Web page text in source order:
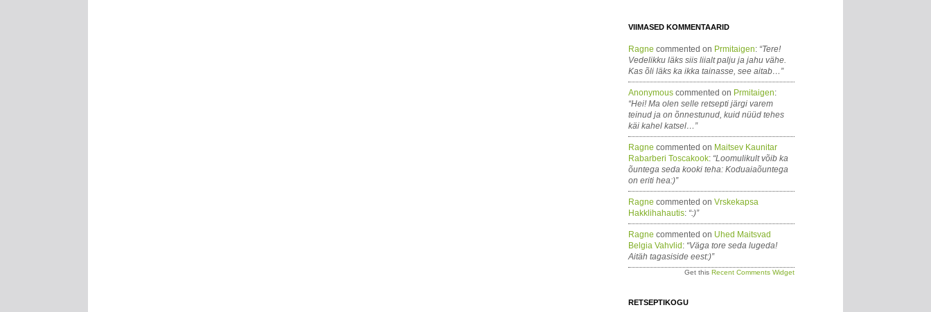
VIIMASED KOMMENTAARID
Ragne commented on Prmitaigen: “Tere!
Vedelikku läks siis liialt palju ja jahu vähe.
Kas õli läks ka ikka tainasse, see aitab…”
Anonymous commented on Prmitaigen:
“Hei! Ma olen selle retsepti järgi varem
teinud ja on õnnestunud, kuid nüüd tehes
käi kahel katsel…”
Ragne commented on Maitsev Kaunitar
Rabarberi Toscakook: “Loomulikult võib ka
õuntega seda kooki teha: Koduaiaõuntega
on eriti hea:)”
Ragne commented on Vrskekapsa
Hakklihahautis: “:)”
Ragne commented on Uhed Maitsvad
Belgia Vahvlid : “Väga tore seda lugeda!
Aitäh tagasiside eest:)”
Get this Recent Comments Widget
RETSEPTIKOGU